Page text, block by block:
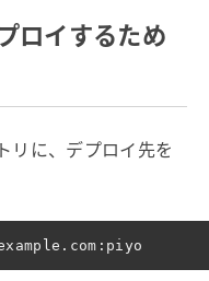
ロイするため
リに、デプロイ先を